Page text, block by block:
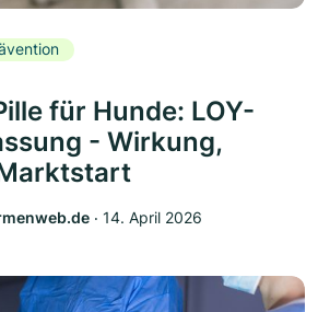
für Hunde: LOY-
- Wirkung,
‧ 14. April 2026